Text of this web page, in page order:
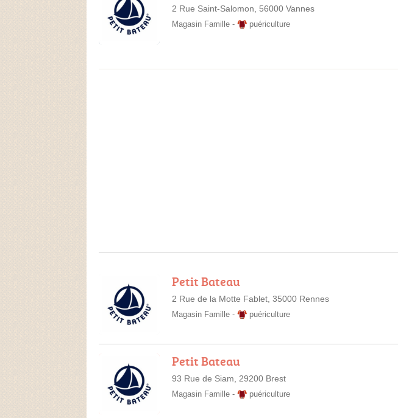
2 Rue Saint-Salomon, 56000 Vannes
Magasin Famille - puériculture
Petit Bateau
2 Rue de la Motte Fablet, 35000 Rennes
Magasin Famille - puériculture
Petit Bateau
93 Rue de Siam, 29200 Brest
Magasin Famille - puériculture